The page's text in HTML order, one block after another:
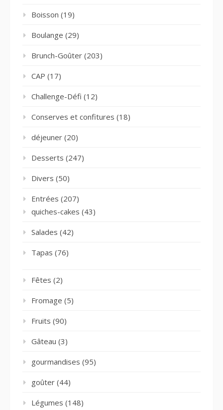
Boisson (19)
Boulange (29)
Brunch-Goûter (203)
CAP (17)
Challenge-Défi (12)
Conserves et confitures (18)
déjeuner (20)
Desserts (247)
Divers (50)
Entrées (207)
quiches-cakes (43)
Salades (42)
Tapas (76)
Fêtes (2)
Fromage (5)
Fruits (90)
Gâteau (3)
gourmandises (95)
goûter (44)
Légumes (148)